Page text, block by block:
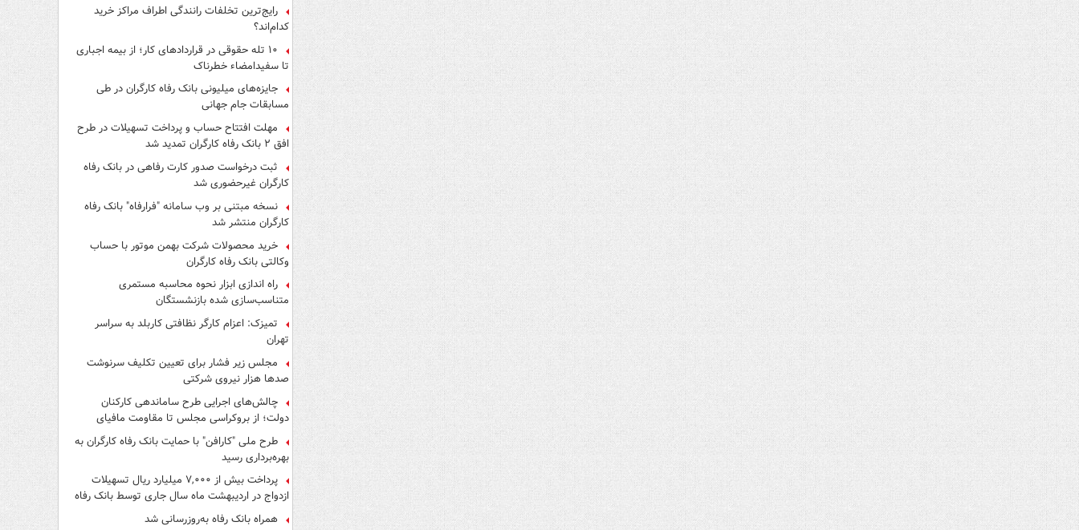
رایج‌ترین تخلفات رانندگی اطراف مراکز خرید
کدام‌اند؟
۱۰ تله حقوقی در قراردادهای کار؛ از بیمه اجباری
تا سفیدامضاء خطرناک
جایزه‌های میلیونی بانک رفاه کارگران در طی
مسابقات جام جهانی
مهلت افتتاح حساب و پرداخت تسهیلات در طرح
افق ۲ بانک رفاه کارگران تمدید شد
ثبت درخواست صدور کارت رفاهی در بانک رفاه
کارگران غیرحضوری شد
نسخه مبتنی بر وب سامانه "فرارفاه" بانک رفاه
کارگران منتشر شد
خرید محصولات شرکت بهمن موتور با حساب
وکالتی بانک رفاه کارگران
راه اندازی ابزار نحوه محاسبه مستمری
متناسب‌سازی شده بازنشستگان
تمیزک: اعزام کارگر نظافتی کاربلد به سراسر
تهران
مجلس زیر فشار برای تعیین تکلیف سرنوشت
صدها هزار نیروی شرکتی
چالش‌های اجرایی طرح ساماندهی کارکنان
دولت؛ از بروکراسی مجلس تا مقاومت مافیای
واسطه‌گری
طرح ملی "کارافن" با حمایت بانک رفاه کارگران به
بهره‌برداری رسید
پرداخت بیش از ۷,۰۰۰ میلیارد ریال تسهیلات
ازدواج در اردیبهشت ماه سال جاری توسط بانک رفاه
کارگران
همراه بانک رفاه به‌روزرسانی شد